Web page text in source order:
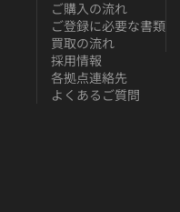
ご購入の流れ
ご登録に必要な書類
買取の流れ
採用情報
各拠点連絡先
よくあるご質問